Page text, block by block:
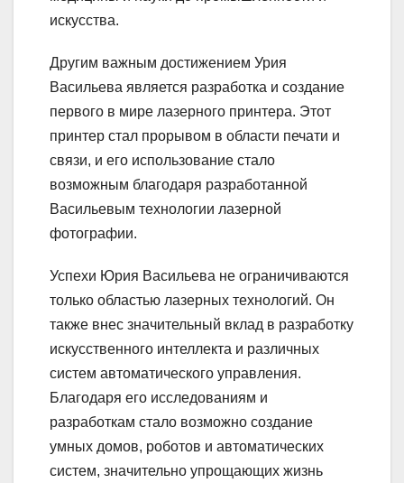
искусства.
Другим важным достижением Урия
Васильева является разработка и создание
первого в мире лазерного принтера. Этот
принтер стал прорывом в области печати и
связи, и его использование стало
возможным благодаря разработанной
Васильевым технологии лазерной
фотографии.
Успехи Юрия Васильева не ограничиваются
только областью лазерных технологий. Он
также внес значительный вклад в разработку
искусственного интеллекта и различных
систем автоматического управления.
Благодаря его исследованиям и
разработкам стало возможно создание
умных домов, роботов и автоматических
систем, значительно упрощающих жизнь